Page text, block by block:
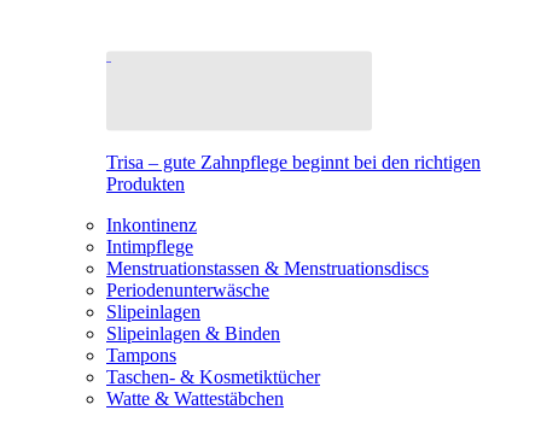
Trisa – gute Zahnpflege beginnt bei den richtigen
Produkten
Inkontinenz
Intimpflege
Menstruationstassen & Menstruationsdiscs
Periodenunterwäsche
Slipeinlagen
Slipeinlagen & Binden
Tampons
Taschen- & Kosmetiktücher
Watte & Wattestäbchen